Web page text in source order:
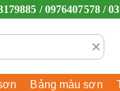
/ 0976407578 /
×
Bảng màu sơn